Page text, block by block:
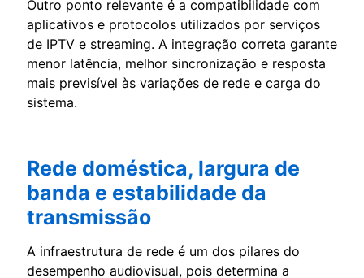
Outro ponto relevante é a compatibilidade com
aplicativos e protocolos utilizados por serviços
de IPTV e streaming. A integração correta garante
menor latência, melhor sincronização e resposta
mais previsível às variações de rede e carga do
sistema.
Rede doméstica, largura de
banda e estabilidade da
transmissão
A infraestrutura de rede é um dos pilares do
desempenho audiovisual, pois determina a